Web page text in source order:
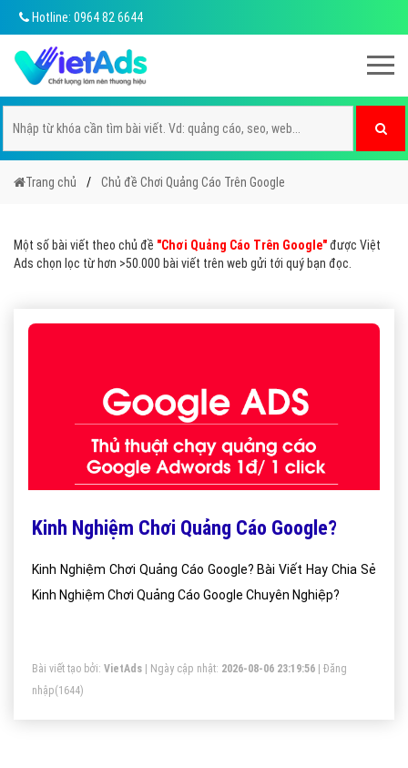
Hotline: 0964 82 6644
Trang chủ Chủ đề Chơi Quảng Cáo Trên Google
Một số bài viết theo chủ đề "Chơi Quảng Cáo Trên Google"được Việt
Ads chọn lọc từ hơn >50.000 bài viết trên web gửi tới quý bạn đọc.
Kinh Nghiệm Chơi Quảng Cáo Google?
Kinh Nghiệm Chơi Quảng Cáo Google? Bài Viết Hay Chia Sẻ
Kinh Nghiệm Chơi Quảng Cáo Google Chuyên Nghiệp?
Bài viết tạo bởi: VietAds | Ngày cập nhật: 2026-08-06 23:19:56
Đăng
nhập(1644)